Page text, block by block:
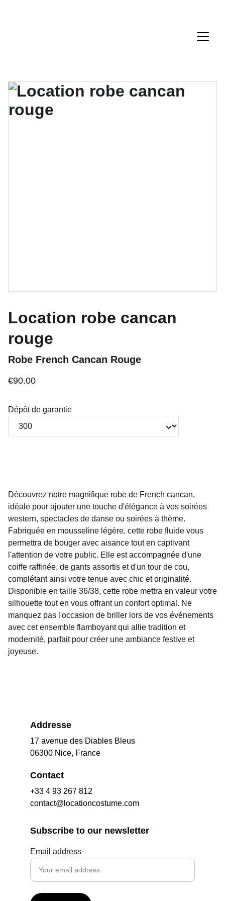
Location robe cancan
rouge
Robe French Cancan Rouge
€90.00
Dépôt de garantie
Découvrez notre magnifique robe de French cancan,
idéale pour ajouter une touche d'élégance à vos soirées
western, spectacles de danse ou soirées à thème.
Fabriquée en mousseline légère, cette robe fluide vous
permettra de bouger avec aisance tout en captivant
l'attention de votre public. Elle est accompagnée d'une
coiffe raffinée, de gants assortis et d'un tour de cou,
complétant ainsi votre tenue avec chic et originalité.
Disponible en taille 36/38, cette robe mettra en valeur votre
silhouette tout en vous offrant un confort optimal. Ne
manquez pas l'occasion de briller lors de vos événements
avec cet ensemble flamboyant qui allie tradition et
modernité, parfait pour créer une ambiance festive et
joyeuse.
Addresse
17 avenue des Diables Bleus
06300 Nice, France
Contact
+33 4 93 267 812
contact@locationcostume.com
Subscribe to our newsletter
Email address